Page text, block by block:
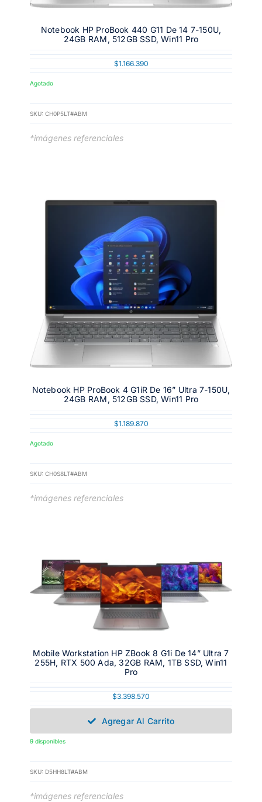
Notebook HP ProBook 440 G11 De 14 7-150U,
24GB RAM, 512GB SSD, Win11 Pro
$1.166.390
Agotado
SKU: CH0P5LT#ABM
*imágenes referenciales
Notebook HP ProBook 4 G1iR De 16” Ultra 7-150U,
24GB RAM, 512GB SSD, Win11 Pro
$1.189.870
Agotado
SKU: CH0S8LT#ABM
*imágenes referenciales
Mobile Workstation HP ZBook 8 G1i De 14” Ultra 7
255H, RTX 500 Ada, 32GB RAM, 1TB SSD, Win11
Pro
$3.398.570
Agregar Al Carrito
9 disponibles
SKU: D5HH8LT#ABM
*imágenes referenciales